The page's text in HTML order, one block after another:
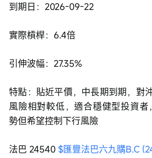
到期日：2026-09-22
實際槓桿：6.4倍
引伸波幅：27.35%
特點：貼近平價，中長期到期，對
風險相對較低，適合穩健型投資者
勢但希望控制下行風險
法巴 24540 $匯豐法巴六九購B.C